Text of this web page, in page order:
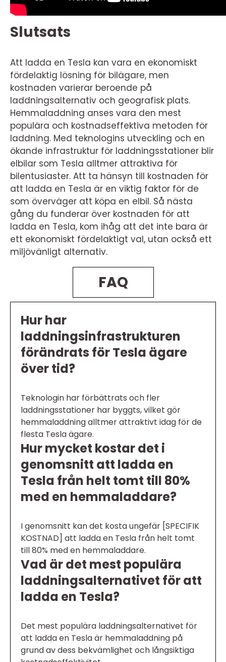
Slutsats
Att ladda en Tesla kan vara en ekonomiskt
fördelaktig lösning för bilägare, men
kostnaden varierar beroende på
laddningsalternativ och geografisk plats.
Hemmaladdning anses vara den mest
populära och kostnadseffektiva metoden för
laddning. Med teknologins utveckling och en
ökande infrastruktur för laddningsstationer blir
elbilar som Tesla alltmer attraktiva för
bilentusiaster. Att ta hänsyn till kostnaden för
att ladda en Tesla är en viktig faktor för de
som överväger att köpa en elbil. Så nästa
gång du funderar över kostnaden för att
ladda en Tesla, kom ihåg att det inte bara är
ett ekonomiskt fördelaktigt val, utan också ett
miljövänligt alternativ.
FAQ
Hur har
laddningsinfrastrukturen
förändrats för Tesla ägare
över tid?
Teknologin har förbättrats och fler
laddningsstationer har byggts, vilket gör
hemmaladdning alltmer attraktivt idag för de
flesta Tesla ägare.
Hur mycket kostar det i
genomsnitt att ladda en
Tesla från helt tomt till 80%
med en hemmaladdare?
I genomsnitt kan det kosta ungefär [SPECIFIK
KOSTNAD] att ladda en Tesla från helt tomt
till 80% med en hemmaladdare.
Vad är det mest populära
laddningsalternativet för att
ladda en Tesla?
Det mest populära laddningsalternativet för
att ladda en Tesla är hemmaladdning på
grund av dess bekvämlighet och långsiktiga